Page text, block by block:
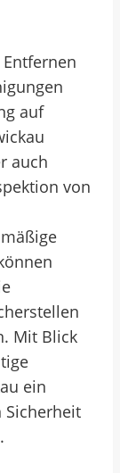
auf
auch
von
Mit Blick
ein
Sicherheit